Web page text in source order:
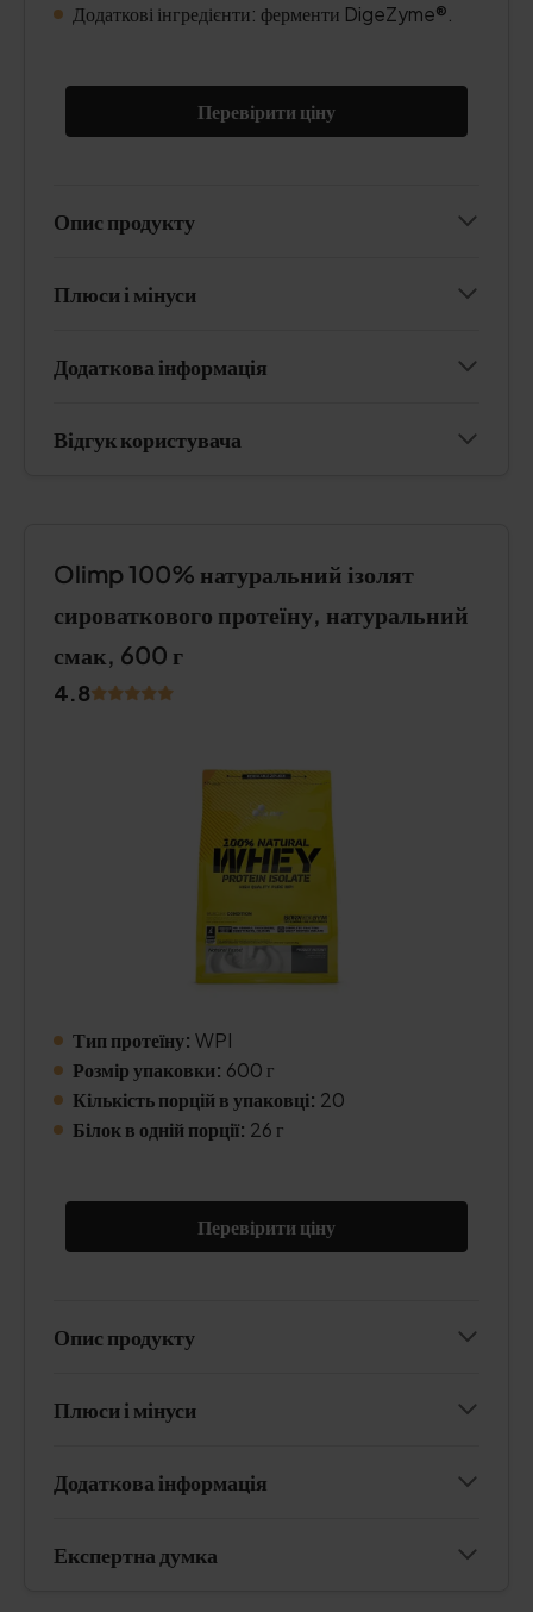
Додаткові інгредієнти: ферменти DigeZyme®.
Перевірити ціну
Опис продукту
Плюси і мінуси
Додаткова інформація
Відгук користувача
Olimp 100% натуральний ізолят
сироваткового протеїну, натуральний
смак, 600 г
4.8
Тип протеїну: WPI
Розмір упаковки: 600 г
Кількість порцій в упаковці: 20
Білок в одній порції: 26 г
Перевірити ціну
Опис продукту
Плюси і мінуси
Додаткова інформація
Експертна думка